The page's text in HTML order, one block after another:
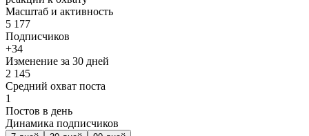
Масштаб и активность
5 177
Подписчиков
+34
Изменение за 30 дней
2 145
Средний охват поста
1
Постов в день
Динамика подписчиков